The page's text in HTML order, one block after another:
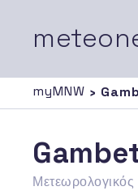
myMNW ›